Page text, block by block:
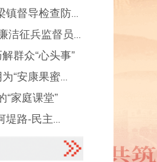
督导检查防汛
洁征兵监督员
群众“心头事”
“安康果蜜
范化轨道
家庭课堂”
路-民主
-解放街口）实